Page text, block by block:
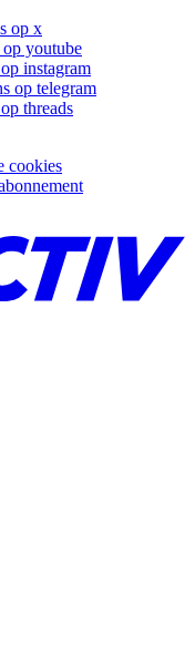
op x
youtube
instagram
op telegram
threads
cookies